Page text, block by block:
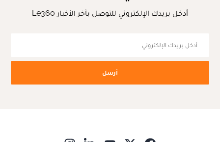
أدخل بريدك الإلكتروني للتوصل بآخر الأخبار Le360
أرسل